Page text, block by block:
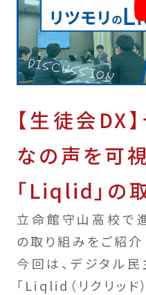
【生徒会DX
なの声を可
「Liqlid」の
立命館守山高校で
の取り組みをご紹介
今回は、デジタル民
「Liqlid（リクリッド